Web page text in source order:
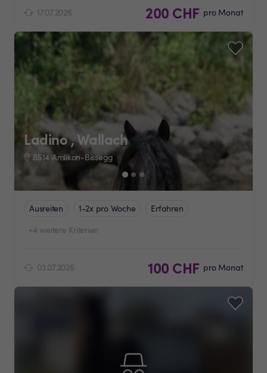
17.07.2026 200 CHF pro Monat
Ladino , Wallach
8514 Amlikon-Bissegg
Ausreiten 1-2x pro Woche
Erfahren
+4 weitere Kriterien
03.07.2026 100 CHF pro Monat